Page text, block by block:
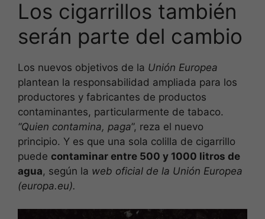
Los cigarrillos también
serán parte del cambio
Los nuevos objetivos de la Unión Europea
plantean la responsabilidad ampliada para los
productores y fabricantes de productos
contaminantes, particularmente de tabaco.
“Quien contamina, paga”, reza el nuevo
principio. Y es que una sola colilla de cigarrillo
puede contaminar entre 500 y 1000 litros de
agua, según la web oficial de la Unión Europea
(europa.eu).